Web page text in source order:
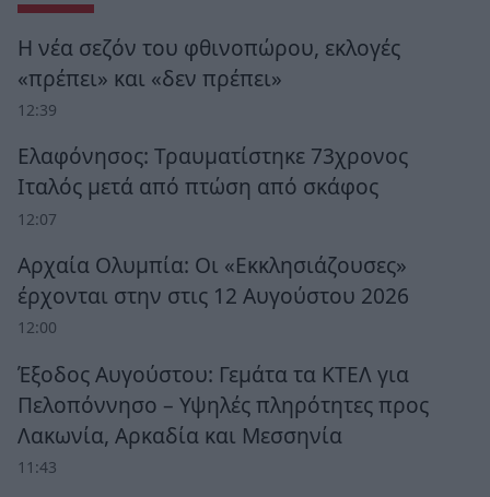
Η νέα σεζόν του φθινοπώρου, εκλογές
«πρέπει» και «δεν πρέπει»
12:39
Ελαφόνησος: Τραυματίστηκε 73χρονος
Ιταλός μετά από πτώση από σκάφος
12:07
Αρχαία Ολυμπία: Οι «Εκκλησιάζουσες»
έρχονται στην στις 12 Αυγούστου 2026
12:00
Έξοδος Αυγούστου: Γεμάτα τα ΚΤΕΛ για
Πελοπόννησο – Υψηλές πληρότητες προς
Λακωνία, Αρκαδία και Μεσσηνία
11:43